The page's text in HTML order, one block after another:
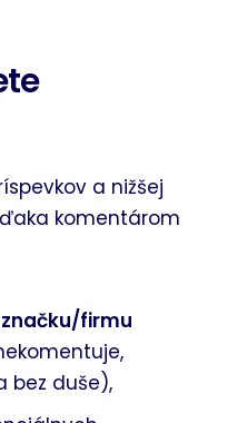
a nižšej
komentárom
firmu
bez duše),